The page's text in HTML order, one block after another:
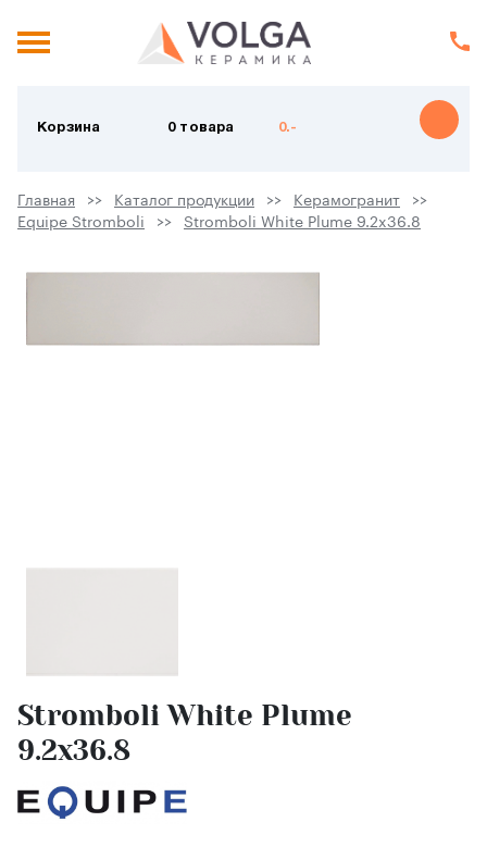
Корзина 0 товара 0.-
Главная Каталог продукции
Керамогранит
Equipe Stromboli
Stromboli White Plume 9.2x36.8
Stromboli White Plume
9.2x36.8